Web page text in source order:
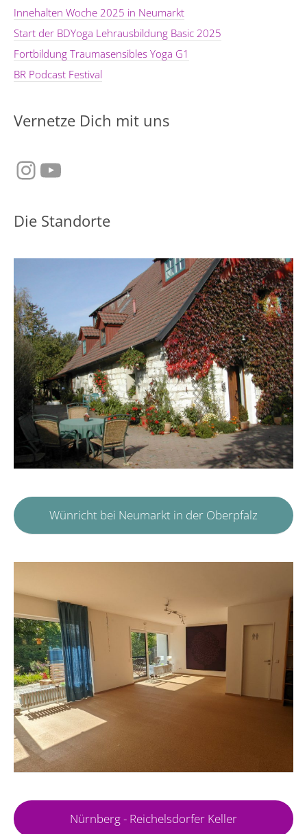
Innehalten Woche 2025 in Neumarkt
Start der BDYoga Lehrausbildung Basic 2025
Fortbildung Traumasensibles Yoga G1
BR Podcast Festival
Vernetze Dich mit uns
Instagram
YouTube
Die Standorte
Wünricht bei Neumarkt in der Oberpfalz
Nürnberg - Reichelsdorfer Keller